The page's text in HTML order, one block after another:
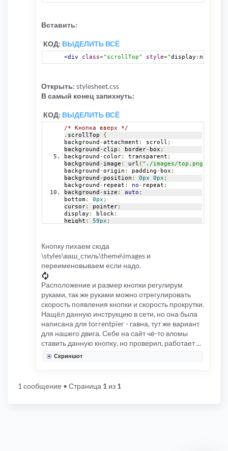
Вставить:
КОД: ВЫДЕЛИТЬ ВСЁ
<div class="scrollTop" style="display : none
Открыть: stylesheet.css
В самый конец запихнуть:
КОД: ВЫДЕЛИТЬ ВСЁ
/* Кнопка вверх */
. scrollTop {
background -attachment : scroll ;
background - clip : border- box ;
background - color: transparent ;
background - image : url ( "./images/top.png"
background -origin : padding- box ;
background - position : 0px 0px ;
background - repeat : no- repeat ;
background - size : auto ;
bottom: 0px ;
cursor: pointer;
display : block;
height : 59px ;
width: 45px;
z-index: 2000;
}
/* Кнопка вверх end */
Кнопку пихаем сюда
\styles\ваш_стиль\theme\images и
переименовываем если надо.
Расположение и размер кнопки регулирум
руками, так же руками можно отрегулировать
скорость появления кнопки и скорость прокрутки.
Нащёл данную инструкцию в сети, но она была
написана для torrentpier - гавна, тут же вариант
для нашего двига. Себе на сайт чё-то вломы
ставить данную кнопку, но проверил, работает ...
Скриншот
1 сообщение • Страница 1 из 1